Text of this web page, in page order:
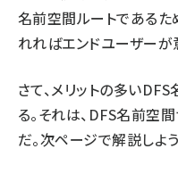
名前空間ルートであるた
れればエンドユーザーが
さて、メリットの多い
る。それは、DFS名前空
だ。次ページで解説しよう